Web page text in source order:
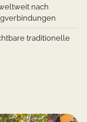
nach
traditionelle